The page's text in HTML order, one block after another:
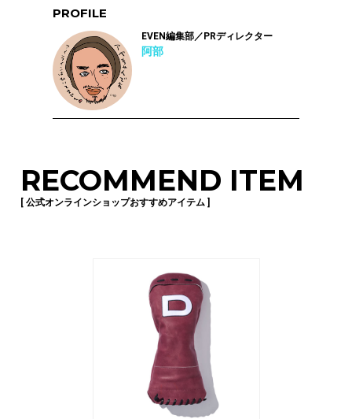
PROFILE
EVEN編集部／PRディレクター
阿部
RECOMMEND ITEM
[ 公式オンラインショップおすすめアイテム ]